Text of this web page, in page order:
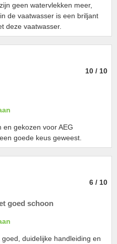
geen watervlekken meer,
de vaatwasser is een briljant
deze vaatwasser.
10 / 10
gekozen voor AEG
goede keus geweest.
6 / 10
goed schoon
duidelijke handleiding en